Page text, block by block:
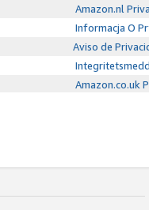
Amazon.nl
Informacja O
Aviso de
Amazon.co.uk